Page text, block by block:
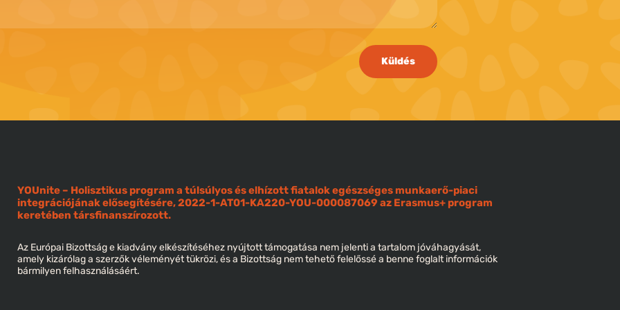
Küldés
YOUnite – Holisztikus program a túlsúlyos és elhízott fiatalok egészséges munkaerő-piaci
integrációjának elősegítésére, 2022-1-AT01-KA220-YOU-000087069 az Erasmus+ program
keretében társfinanszírozott.
Az Európai Bizottság e kiadvány elkészítéséhez nyújtott támogatása nem jelenti a tartalom jóváhagyását,
amely kizárólag a szerzők véleményét tükrözi, és a Bizottság nem tehető felelőssé a benne foglalt információk
bármilyen felhasználásáért.